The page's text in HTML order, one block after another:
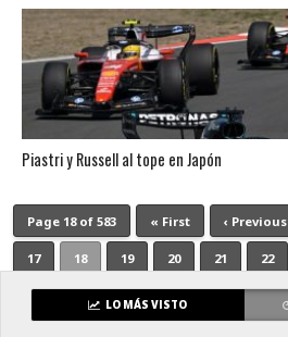
Piastri y Russell al tope en Japón
Page 18 of 583 « First ‹ Previous
17 18 19 20 21 22
LO MÁS VISTO